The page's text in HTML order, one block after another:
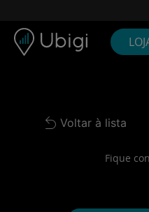
Back to list
Voltar à lista
Fique